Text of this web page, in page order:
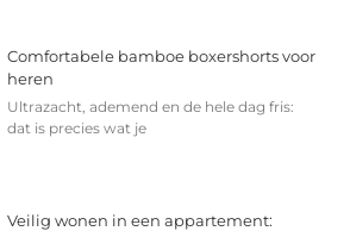
Comfortabele bamboe boxershorts voor
heren
Ultrazacht, ademend en de hele dag fris:
dat is precies wat je
Veilig wonen in een appartement: